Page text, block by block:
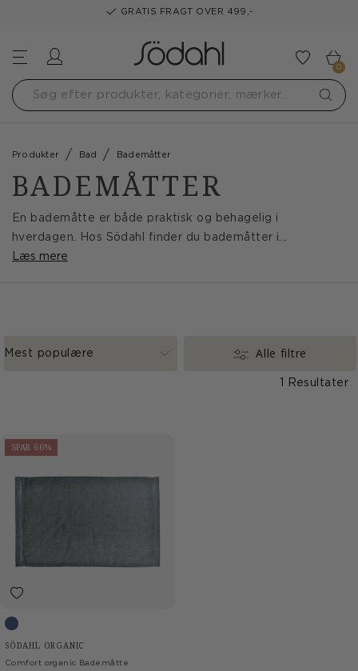
GRATIS FRAGT OVER 499,-
Tilføj
0
Produkter Bad Bademåtter
BADEMÅTTER
En bademåtte er både praktisk og behagelig i
hverdagen. Hos Södahl finder du bademåtter i...
Læs mere
Alle filtre
1 Resultater
SPAR 66%
China blue
SÖDAHL ORGANIC
Comfort organic Bademåtte